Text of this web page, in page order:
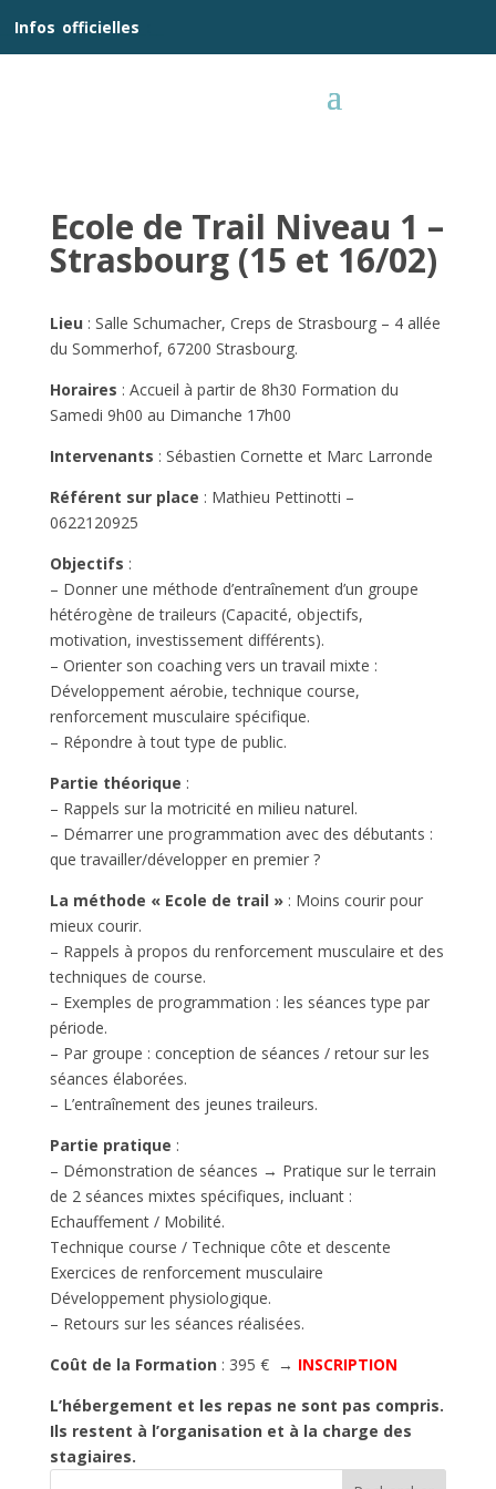
Infos officielles
Ecole de Trail Niveau 1 –
Strasbourg (15 et 16/02)
Lieu : Salle Schumacher, Creps de Strasbourg – 4 allée
du Sommerhof, 67200 Strasbourg.
Horaires : Accueil à partir de 8h30 Formation du
Samedi 9h00 au Dimanche 17h00
Intervenants : Sébastien Cornette et Marc Larronde
Référent sur place : Mathieu Pettinotti –
0622120925
Objectifs :
– Donner une méthode d’entraînement d’un groupe
hétérogène de traileurs (Capacité, objectifs,
motivation, investissement différents).
– Orienter son coaching vers un travail mixte :
Développement aérobie, technique course,
renforcement musculaire spécifique.
– Répondre à tout type de public.
Partie théorique :
– Rappels sur la motricité en milieu naturel.
– Démarrer une programmation avec des débutants :
que travailler/développer en premier ?
La méthode « Ecole de trail »: Moins courir pour
mieux courir.
– Rappels à propos du renforcement musculaire et des
techniques de course.
– Exemples de programmation : les séances type par
période.
– Par groupe : conception de séances / retour sur les
séances élaborées.
– L’entraînement des jeunes traileurs.
Partie pratique :
– Démonstration de séances → Pratique sur le terrain
de 2 séances mixtes spécifiques, incluant :
Echauffement / Mobilité.
Technique course / Technique côte et descente
Exercices de renforcement musculaire
Développement physiologique.
– Retours sur les séances réalisées.
Coût de la Formation : 395 € → INSCRIPTION
L’hébergement et les repas ne sont pas compris.
Ils restent à l’organisation et à la charge des
stagiaires.